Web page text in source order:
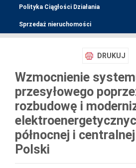
Polityka Ciągłości Działania
Sprzedaż nieruchomości
DRUKUJ
Wzmocnienie
przesyłowego
rozbudowę i
północnej i
Polski